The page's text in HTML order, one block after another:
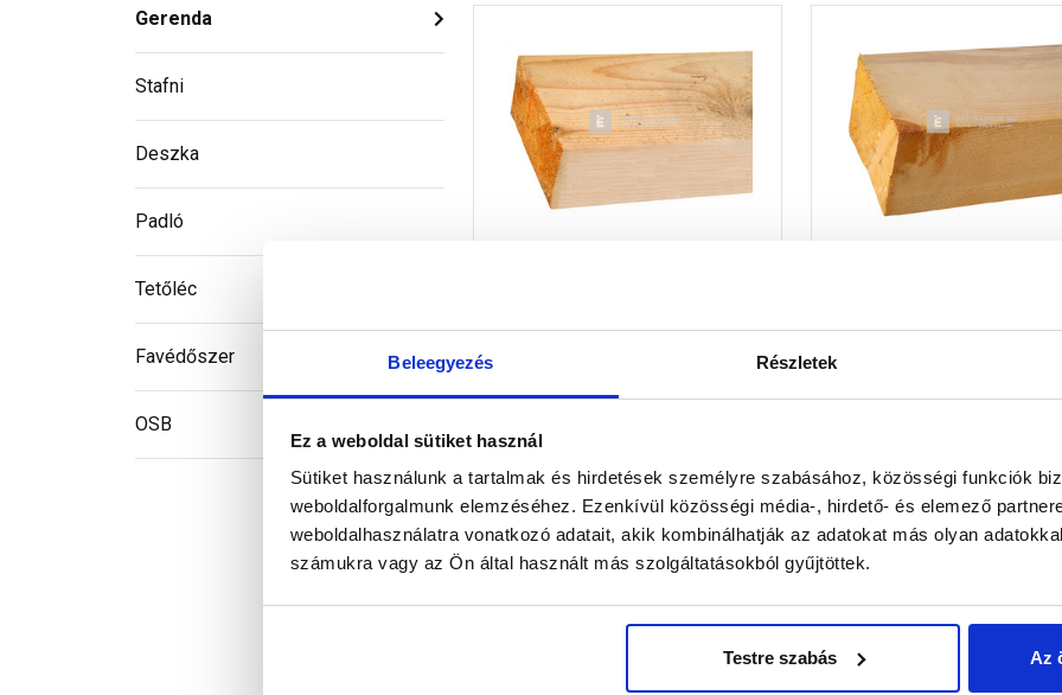
Beleegyezés Részletek
Ez a weboldal sütiket használ
Sütiket használunk a tartalmak és hirdetések személyre szabásához, közösségi funkciók
weboldalforgalmunk elemzéséhez. Ezenkívül közösségi média-, hirdető- és elemező
weboldalhasználatra vonatkozó adatait, akik kombinálhatják az adatokat más olyan
számukra vagy az Ön által használt más szolgáltatásokból gyűjtöttek.
Testre szabás Az
Gerenda
Stafni
Deszka
Padló
Tetőléc
Favédőszer
OSB
8 370 Ft / szál
Megnézem
13 960 Ft / szál